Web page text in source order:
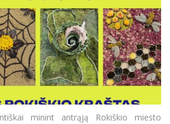
minint antrąją Rokiškio miesto